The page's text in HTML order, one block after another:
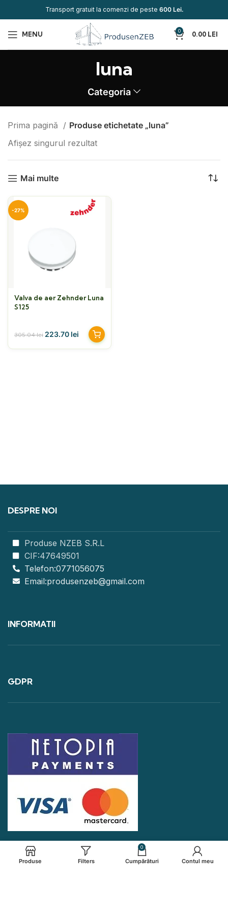
Transport gratuit la comenzi de peste 600 Lei.
MENU 0 0.00 LEI
luna
Categoria
Prima pagină
Produse etichetate „luna”
Afișez singurul rezultat
Mai multe
-27%
Valva de aer Zehnder Luna
S125
305.04lei 223.70 lei
DESPRE NOI
Produse NZEB S.R.L
CIF:47649501
Telefon:0771056075
Email:produsenzeb@gmail.com
INFORMATII
GDPR
Produse Filters
0
Cumpărături Contul meu